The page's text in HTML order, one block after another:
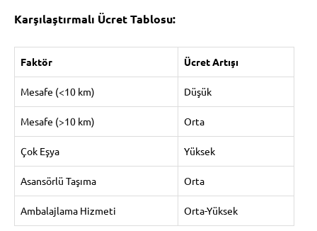
Karşılaştırmalı Ücret Tablosu:
Faktör Ücret Artışı
Mesafe (<10 km) Düşük
Mesafe (>10 km) Orta
Çok Eşya Yüksek
Asansörlü Taşıma Orta
Ambalajlama Hizmeti Orta-Yüksek